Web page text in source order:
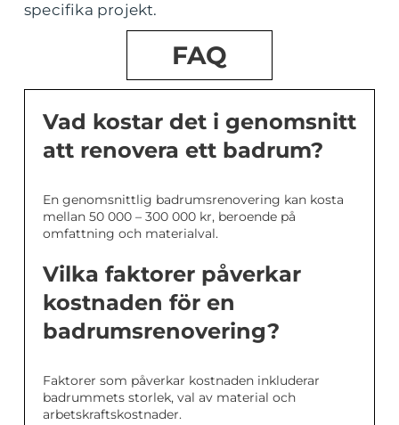
specifika projekt.
FAQ
Vad kostar det i genomsnitt
att renovera ett badrum?
En genomsnittlig badrumsrenovering kan kosta
mellan 50 000 – 300 000 kr, beroende på
omfattning och materialval.
Vilka faktorer påverkar
kostnaden för en
badrumsrenovering?
Faktorer som påverkar kostnaden inkluderar
badrummets storlek, val av material och
arbetskraftskostnader.